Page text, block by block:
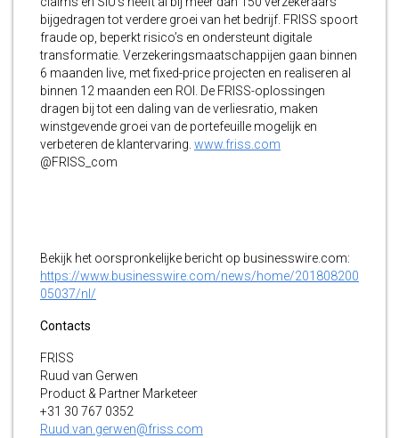
bijgedragen tot verdere groei van het bedrijf. FRISS spoort
fraude op, beperkt risico’s en ondersteunt digitale
transformatie. Verzekeringsmaatschappijen gaan binnen
6 maanden live, met fixed-price projecten en realiseren al
binnen 12 maanden een ROI. De FRISS-oplossingen
dragen bij tot een daling van de verliesratio, maken
winstgevende groei van de portefeuille mogelijk en
verbeteren de klantervaring. www.friss.com
@FRISS_com
Bekijk het oorspronkelijke bericht op businesswire.com:
https://www.businesswire.com/news/home/201808200
05037/nl/
Contacts
FRISS
Ruud van Gerwen
Product & Partner Marketeer
+31 30 767 0352
Ruud.van.gerwen@friss.com